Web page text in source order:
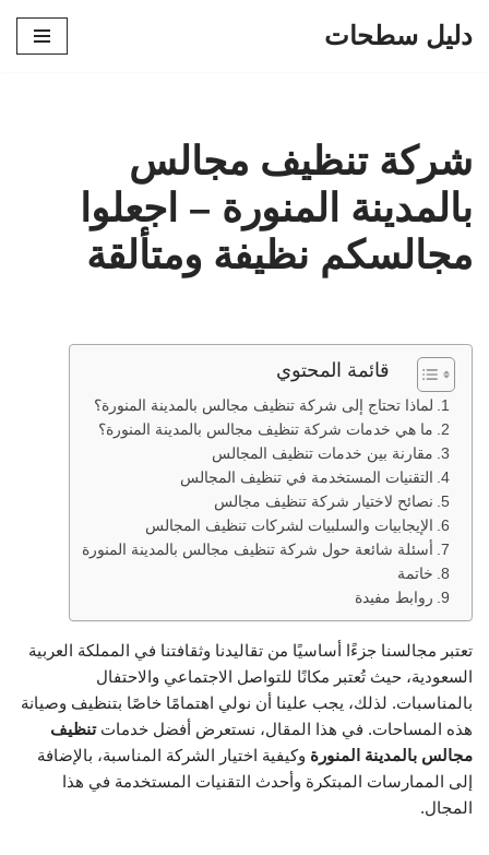
دليل سطحات
شركة تنظيف مجالس
بالمدينة المنورة – اجعلوا
مجالسكم نظيفة ومتألقة
قائمة المحتوي
لماذا تحتاج إلى شركة تنظيف مجالس بالمدينة المنورة؟
ما هي خدمات شركة تنظيف مجالس بالمدينة المنورة؟
مقارنة بين خدمات تنظيف المجالس
التقنيات المستخدمة في تنظيف المجالس
نصائح لاختيار شركة تنظيف مجالس
الإيجابيات والسلبيات لشركات تنظيف المجالس
أسئلة شائعة حول شركة تنظيف مجالس بالمدينة المنورة
خاتمة
روابط مفيدة
تعتبر مجالسنا جزءًا أساسيًا من تقاليدنا وثقافتنا في المملكة العربية
السعودية، حيث تُعتبر مكانًا للتواصل الاجتماعي والاحتفال
بالمناسبات. لذلك، يجب علينا أن نولي اهتمامًا خاصًا بتنظيف وصيانة
هذه المساحات. في هذا المقال، نستعرض أفضل خدماتتنظيف
مجالس بالمدينة المنورة وكيفية اختيار الشركة المناسبة، بالإضافة
إلى الممارسات المبتكرة وأحدث التقنيات المستخدمة في هذا
المجال.